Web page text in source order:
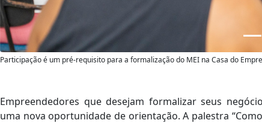
Participação é um pré-requisito para a formalização do MEI na Casa do
Empreendedores que desejam formalizar seus
uma nova oportunidade de orientação. A palestra